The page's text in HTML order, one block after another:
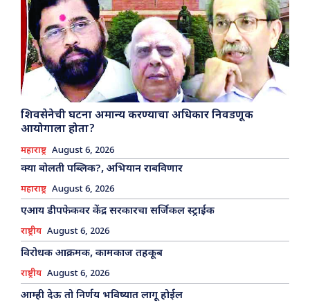
शिवसेनेची घटना अमान्य करण्याचा अधिकार निवडणूक
आयोगाला होता?
महाराष्ट्र August 6, 2026
क्या बोलती पब्लिक?, अभियान राबविणार
महाराष्ट्र August 6, 2026
एआय डीपफेकवर केंद्र सरकारचा सर्जिकल स्ट्राईक
राष्ट्रीय August 6, 2026
विरोधक आक्रमक, कामकाज तहकूब
राष्ट्रीय August 6, 2026
आम्ही देऊ तो निर्णय भविष्यात लागू होईल